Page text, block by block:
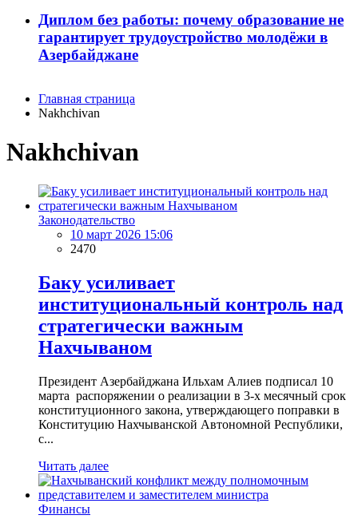
Диплом без работы: почему образование не
гарантирует трудоустройство молодёжи в
Азербайджане
Главная страница
Nakhchivan
Nakhchivan
Законодательство
10 март 2026 15:06
2470
Баку усиливает
институциональный контроль над
стратегически важным
Нахчываном
Президент Азербайджана Ильхам Алиев подписал 10
марта распоряжении о реализации в 3-х месячный срок
конституционного закона, утверждающего поправки в
Конституцию Нахчыванской Автономной Республики,
с...
Читать далее
Финансы